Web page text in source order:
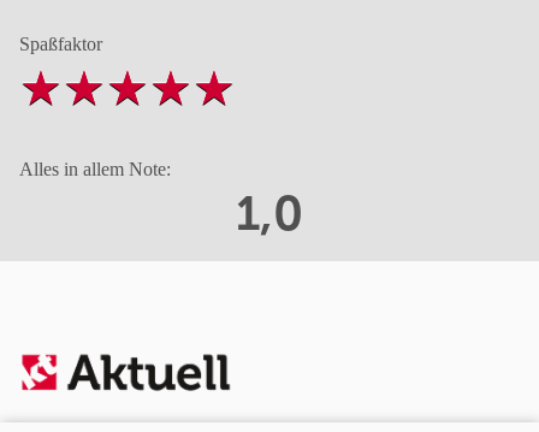
Spaßfaktor
Alles in allem Note:
1,0